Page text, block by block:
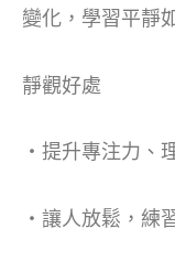
變化，學習平靜
靜觀好處
‧提升專注力、
‧讓人放鬆，練